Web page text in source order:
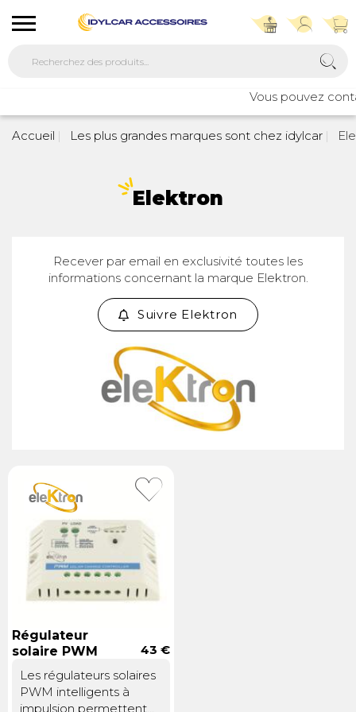
Vous pouvez
Accueil Les plus grandes marques sont chez idylcar
Elektron
Recever par email en exclusivité toutes les
informations concernant la marque Elektron.
Suivre Elektron
Régulateur
solaire PWM
43 €
Les régulateurs solaires
PWM intelligents à
impulsion permettent